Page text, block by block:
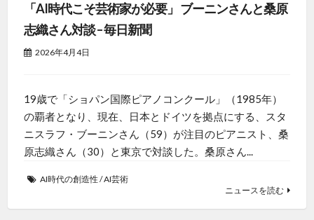
「AI時代こそ芸術家が必要」 ブーニンさんと桑原
志織さん対談 – 毎日新聞
2026年4月4日
19歳で「ショパン国際ピアノコンクール」（1985年）
の覇者となり、現在、日本とドイツを拠点にする、スタ
ニスラフ・ブーニンさん（59）が注目のピアニスト、桑
原志織さん（30）と東京で対談した。桑原さん...
AI時代の創造性/AI芸術
ニュースを読む